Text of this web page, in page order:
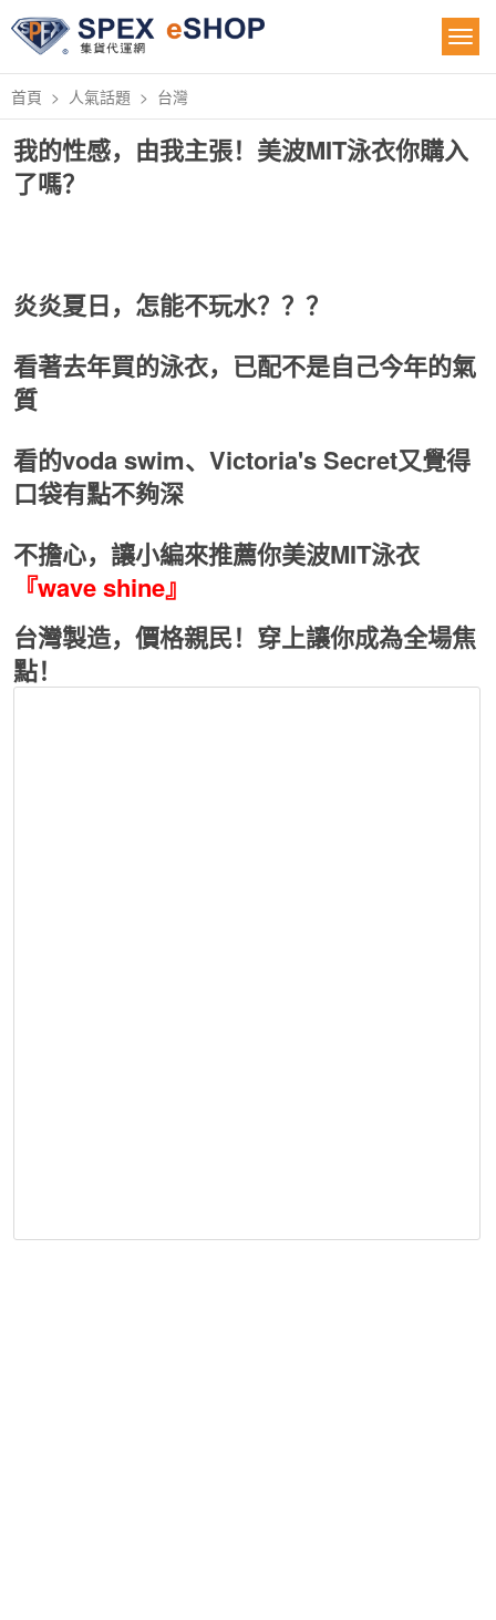
首頁 人氣話題 台灣
我的性感，由我主張！美波MIT泳衣你購入
了嗎？
炎炎夏日，怎能不玩水？？？
看著去年買的泳衣，已配不是自己今年的氣
質
看的voda swim、Victoria's Secret又覺得
口袋有點不夠深
不擔心，讓小編來推薦你美波MIT泳衣
『wave shine』
台灣製造，價格親民！穿上讓你成為全場焦
點！